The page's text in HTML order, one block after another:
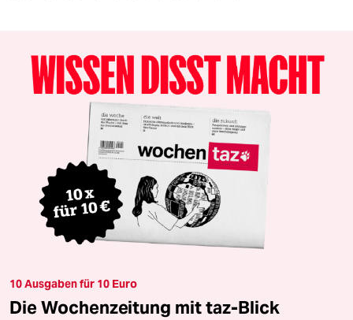
10 Ausgaben für 10 Euro
Die Wochenzeitung mit taz-Blick